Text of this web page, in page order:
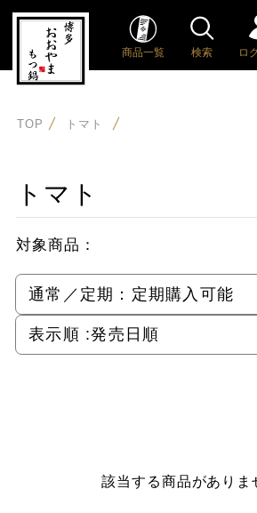
商品一覧 検索 ロ
TOP トマト
トマト
対象商品：
通常／定期： 定期購入可能
表示順 :発売日順
該当する商品がありま